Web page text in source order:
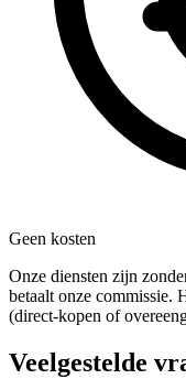
Geen kosten
Onze diensten zijn
betaalt onze commissie.
(direct-kopen of
Veelgestelde